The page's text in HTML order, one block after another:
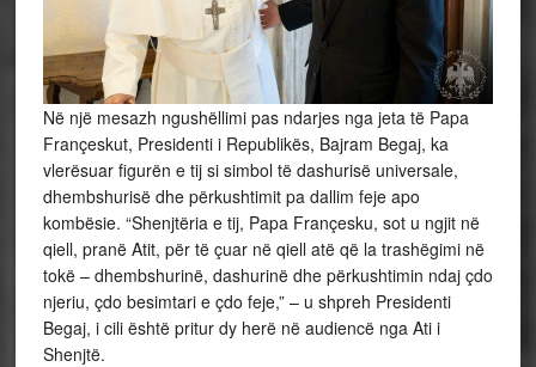
Në një mesazh ngushëllimi pas ndarjes nga jeta të Papa
Françeskut, Presidenti i Republikës, Bajram Begaj, ka
vlerësuar figurën e tij si simbol të dashurisë universale,
dhembshurisë dhe përkushtimit pa dallim feje apo
kombësie. “Shenjtëria e tij, Papa Françesku, sot u ngjit në
qiell, pranë Atit, për të çuar në qiell atë që la trashëgimi në
tokë – dhembshurinë, dashurinë dhe përkushtimin ndaj çdo
njeriu, çdo besimtari e çdo feje,” – u shpreh Presidenti
Begaj, i cili është pritur dy herë në audiencë nga Ati i
Shenjtë.